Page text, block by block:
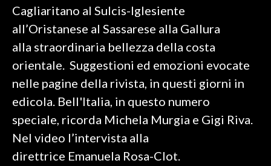
CULTURA
GOSSIP
SALUTE
SARDEGNA TURISMO
SARDI NEL MONDO
Cagliaritano al Sulcis-Iglesiente
all’Oristanese al Sassarese alla Gallura
alla straordinaria bellezza della costa
orientale. Suggestioni ed emozioni evocate
nelle pagine della rivista, in questi giorni in
edicola. Bell'Italia, in questo numero
speciale, ricorda Michela Murgia e Gigi Riva.
Nel video l’intervista alla
direttrice Emanuela Rosa-Clot.